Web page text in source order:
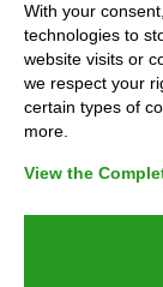
With your
technologies to
website visits or
we respect your
certain types of
more.
View the